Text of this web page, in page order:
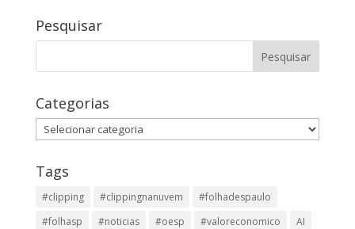
Pesquisar
Categorias
Categorias
Tags
#clipping #clippingnanuvem
#folhadespaulo
#folhasp
#noticias #oesp #valoreconomico
AI